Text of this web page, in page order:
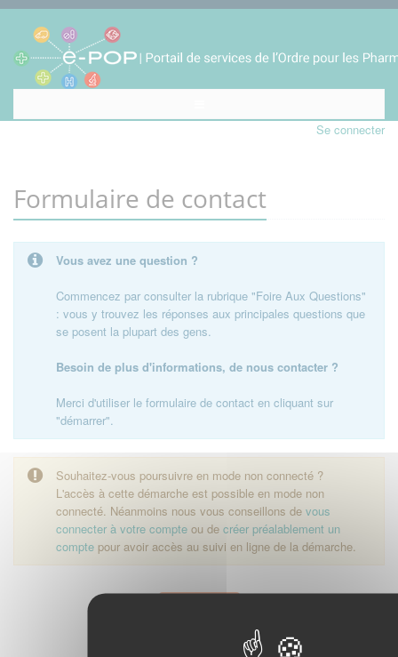
Se connecter
Formulaire de contact
Vous avez une question ?
Commencez par consulter la rubrique "Foire Aux Questions"
: vous y trouvez les réponses aux principales questions que
se posent la plupart des gens.
Besoin de plus d'informations, de nous contacter ?
Merci d'utiliser le formulaire de contact en cliquant sur
"démarrer".
Souhaitez-vous poursuivre en mode non connecté ?
L'accès à cette démarche est possible en mode non
connecté. Néanmoins nous vous conseillons de vous
connecter à votre compte ou de créer préalablement un
compte pour avoir accès au suivi en ligne de la démarche.